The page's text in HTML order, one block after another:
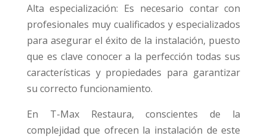
Alta especialización: Es necesario contar con
profesionales muy cualificados y especializados
para asegurar el éxito de la instalación, puesto
que es clave conocer a la perfección todas sus
características y propiedades para garantizar
su correcto funcionamiento.
En T-Max Restaura, conscientes de la
complejidad que ofrecen la instalación de este